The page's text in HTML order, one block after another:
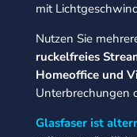
mit
Nutzen Sie
ruckelfreies
Homeoffice und
Unterbrechungen
Glasfaser ist